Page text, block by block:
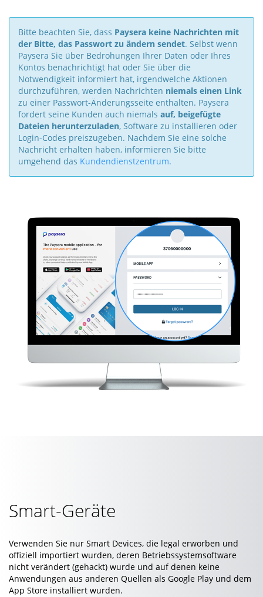
Bitte beachten Sie, dass Paysera keine Nachrichten mit
der Bitte, das Passwort zu ändern sendet. Selbst wenn
Paysera Sie über Bedrohungen Ihrer Daten oder Ihres
Kontos benachrichtigt hat oder Sie über die
Notwendigkeit informiert hat, irgendwelche Aktionen
durchzuführen, werden Nachrichten niemals einen Link
zu einer Passwort-Änderungsseite enthalten. Paysera
fordert seine Kunden auch niemals auf, beigefügte
Dateien herunterzuladen, Software zu installieren oder
Login-Codes preiszugeben. Nachdem Sie eine solche
Nachricht erhalten haben, informieren Sie bitte
umgehend das Kundendienstzentrum.
Smart-Geräte
Verwenden Sie nur Smart Devices, die legal erworben und
offiziell importiert wurden, deren Betriebssystemsoftware
nicht verändert (gehackt) wurde und auf denen keine
Anwendungen aus anderen Quellen als Google Play und dem
App Store installiert wurden.